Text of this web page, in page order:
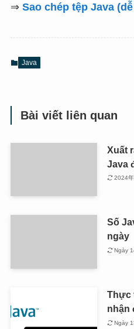
⇒ Sao chép tệp Java
Java
Bài viết liên quan
Xuất
Java
2024
Số
ngày
Ngày
Thực
nhận
Ngày